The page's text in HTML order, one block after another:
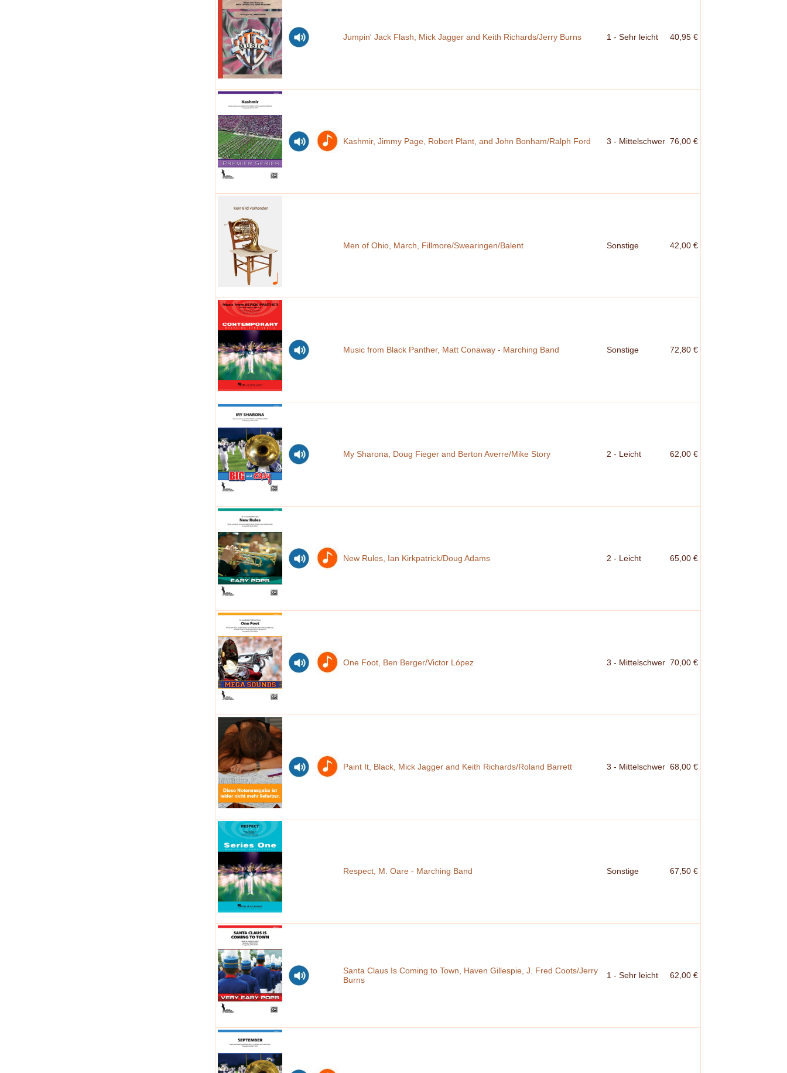
Jumpin' Jack Flash, Mick Jagger and Keith Richards/Jerry Burns 1 - Sehr leicht 40,95 €
Kashmir, Jimmy Page, Robert Plant, and John Bonham/Ralph Ford 3 - Mittelschwer 76,00 €
Men of Ohio, March, Fillmore/Swearingen/Balent Sonstige 42,00 €
Music from Black Panther, Matt Conaway - Marching Band Sonstige 72,80 €
My Sharona, Doug Fieger and Berton Averre/Mike Story 2 - Leicht 62,00 €
New Rules, Ian Kirkpatrick/Doug Adams 2 - Leicht 65,00 €
One Foot, Ben Berger/Victor López 3 - Mittelschwer 70,00 €
Paint It, Black, Mick Jagger and Keith Richards/Roland Barrett 3 - Mittelschwer 68,00 €
Respect, M. Oare - Marching Band Sonstige 67,50 €
Santa Claus Is Coming to Town, Haven Gillespie, J. Fred Coots/Jerry
Burns
1 - Sehr leicht 62,00 €